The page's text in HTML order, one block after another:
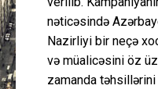
nəticəsində
Nazirliyi bir neçə
və müalicəsini öz
zamanda təhsillərini